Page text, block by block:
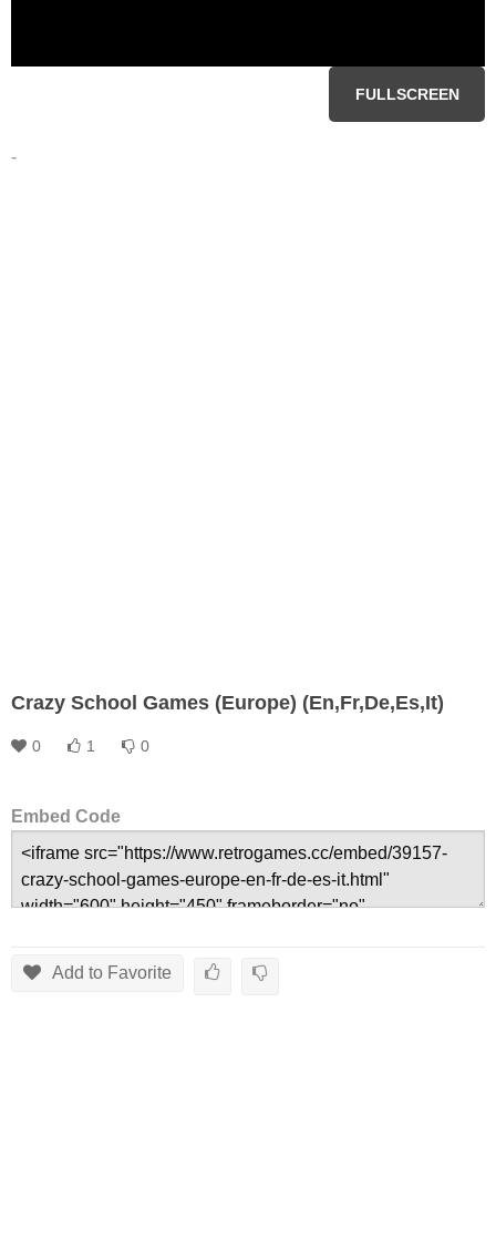
FULLSCREEN
-
Crazy School Games (Europe) (En,Fr,De,Es,It)
0 1 0
Embed Code
Add to Favorite